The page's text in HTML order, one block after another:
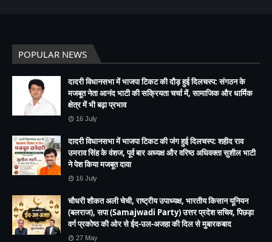
POPULAR NEWS
दादरी विधानसभा में भाजपा टिकट की दौड़ हुई दिलचस्प: संगठन के
मजबूत नेता आनंद भाटी की सक्रियता चर्चा में, सामाजिक और धार्मिक
क्षेत्र में भी बढ़ा प्रभाव
16 July
दादरी विधानसभा में भाजपा टिकट की जंग हुई दिलचस्प: शहीद राव
उमराव सिंह के वंशज, पूर्व बार अध्यक्ष और वरिष्ठ अधिवक्ता सुशील भाटी
ने पेश किया मजबूत दावा
16 July
चौधरी शौकत अली चेची, राष्ट्रीय उपाध्यक्ष, भारतीय किसान यूनियन
(बलराज), सपा (Samajwadi Party) उत्तर प्रदेश सचिव, पिछड़ा
वर्ग प्रकोष्ठ की ओर से ईद-उल-अजहा की दिल से मुबारकबाद
27 May